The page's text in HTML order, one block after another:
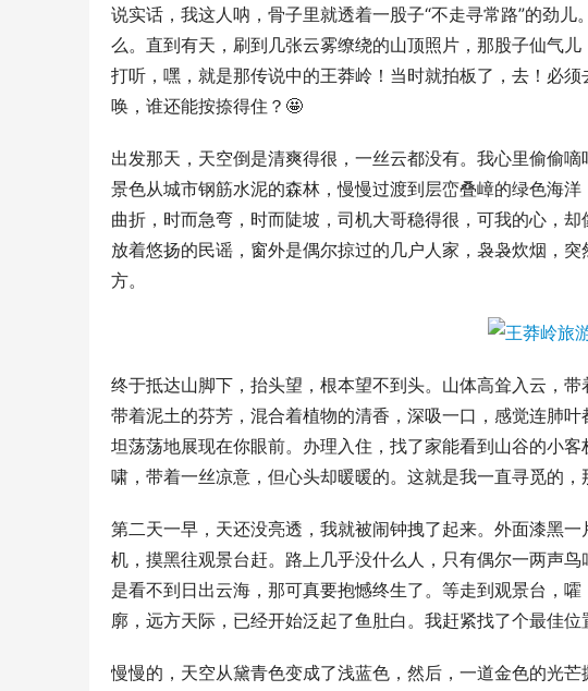
说实话，我这人呐，骨子里就透着一股子“不走寻常路”的劲
么。直到有天，刷到几张云雾缭绕的山顶照片，那股子仙气
打听，嘿，就是那传说中的王莽岭！当时就拍板了，去！必
唤，谁还能按捺得住？🤩
出发那天，天空倒是清爽得很，一丝云都没有。我心里偷偷
景色从城市钢筋水泥的森林，慢慢过渡到层峦叠嶂的绿色海
曲折，时而急弯，时而陡坡，司机大哥稳得很，可我的心，
放着悠扬的民谣，窗外是偶尔掠过的几户人家，袅袅炊烟，
方。
终于抵达山脚下，抬头望，根本望不到头。山体高耸入云，
带着泥土的芬芳，混合着植物的清香，深吸一口，感觉连肺
坦荡荡地展现在你眼前。办理入住，找了家能看到山谷的小
啸，带着一丝凉意，但心头却暖暖的。这就是我一直寻觅的
第二天一早，天还没亮透，我就被闹钟拽了起来。外面漆黑
机，摸黑往观景台赶。路上几乎没什么人，只有偶尔一两声
是看不到日出云海，那可真要抱憾终生了。等走到观景台，
廓，远方天际，已经开始泛起了鱼肚白。我赶紧找了个最佳
慢慢的，天空从黛青色变成了浅蓝色，然后，一道金色的光